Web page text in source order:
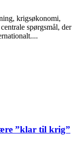
krigsøkonomi,
spørgsmål, der
”klar til krig”